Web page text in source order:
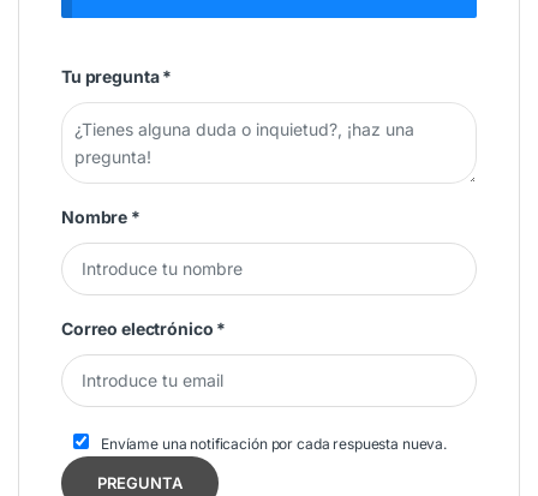
Tu pregunta*
Nombre *
Correo electrónico *
Envíame una notificación por cada respuesta nueva.